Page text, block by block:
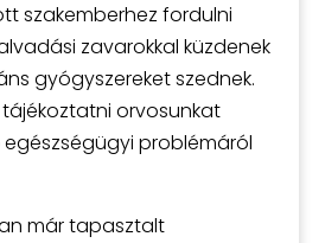
szakemberhez fordulni
zavarokkal küzdenek
gyógyszereket szednek.
orvosunkat
problémáról
már tapasztalt